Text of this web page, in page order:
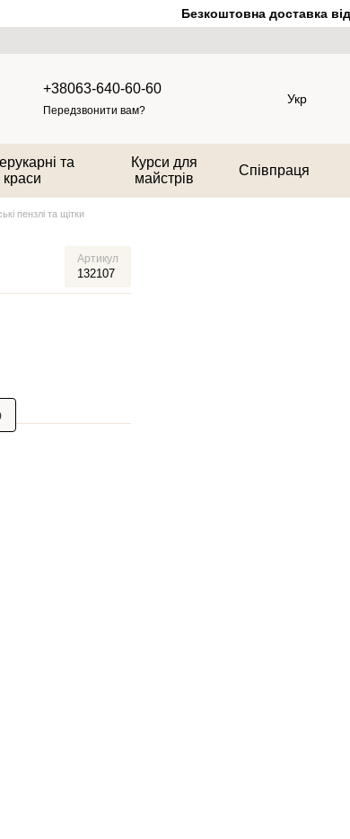
Безкоштовна доставка від
+38063-640-60-60
Передзвонити вам?
Укр
та
Курси для
майстрів
Співпраця
пензлі та щітки
Артикул
132107